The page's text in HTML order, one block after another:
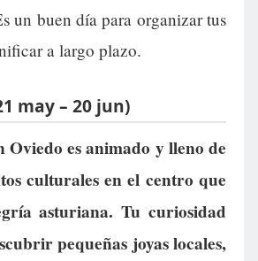
un buen día para organizar tus
a largo plazo.
may – 20 jun)
Oviedo es animado y lleno de
culturales en el centro que
asturiana. Tu curiosidad
pequeñas joyas locales,